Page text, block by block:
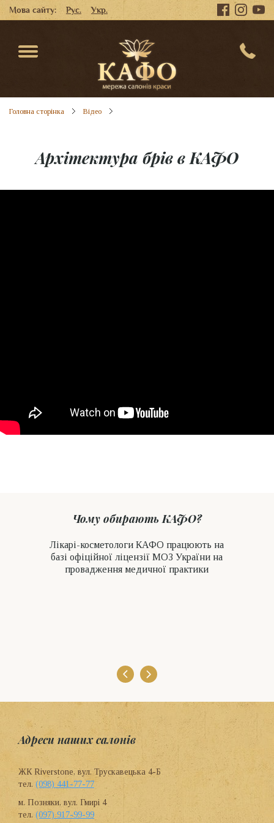
Мова сайту: Рус. Укр.
Головна сторінка Відео
Архітектура брів в КАФО
Чому обирають КАФО?
Лікарі-косметологи КАФО працюють на
базі офіційної ліцензії МОЗ України на
провадження медичної практики
Адреси наших салонів
ЖК Riverstone, вул. Трускавецька 4-Б
тел. (098) 441-77-77
м. Позняки, вул. Гмирі 4
тел. (097) 917-99-99